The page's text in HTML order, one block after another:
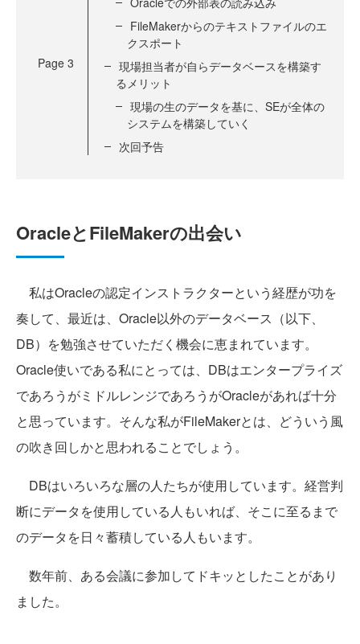
Page 3
FileMakerからのテキストファイルのエ
クスポート
現場担当者が自らデータベースを構築す
るメリット
現場の生のデータを基に、SEが全体の
システムを構築していく
次回予告
OracleとFileMakerの出会い
私はOracleの認定インストラクターという経歴が功を
奏して、最近は、Oracle以外のデータベース（以下、
DB）を勉強させていただく機会に恵まれています。
Oracle使いである私にとっては、DBはエンタープライズ
であろうがミドルレンジであろうがOracleがあれば十分
と思っています。そんな私がFileMakerとは、どういう風
の吹き回しかと思われることでしょう。
DBはいろいろな層の人たちが使用しています。経営判
断にデータを使用している人もいれば、そこに至るまで
のデータを日々蓄積している人もいます。
数年前、ある会議に参加してドキッとしたことがあり
ました。